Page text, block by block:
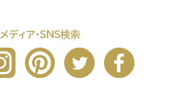
メディア・SNS検索